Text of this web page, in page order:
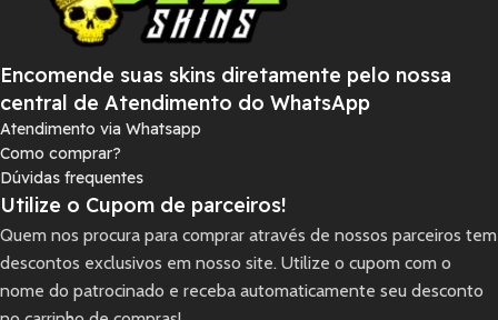
Encomende suas skins diretamente pelo nossa
central de Atendimento do WhatsApp
Atendimento via Whatsapp
Como comprar?
Dúvidas frequentes
Utilize o Cupom de parceiros!
Quem nos procura para comprar através de nossos parceiros tem
descontos exclusivos em nosso site. Utilize o cupom com o
nome do patrocinado e receba automaticamente seu desconto